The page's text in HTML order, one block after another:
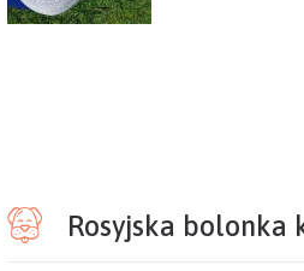
Rosyjska